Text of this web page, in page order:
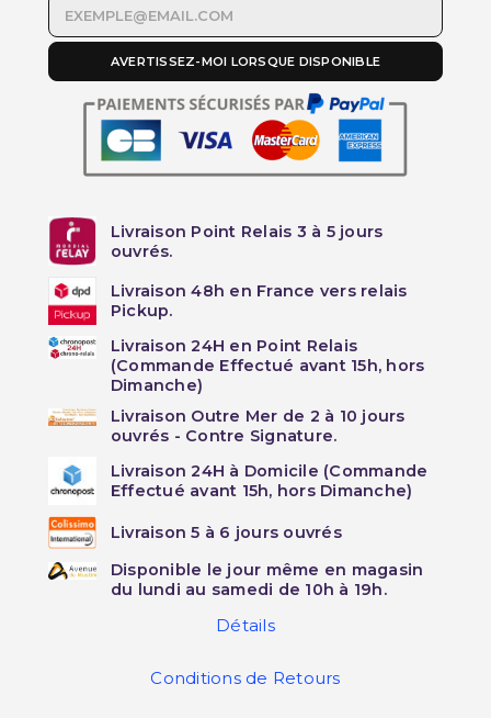
AVERTISSEZ-MOI LORSQUE DISPONIBLE
Livraison Point Relais 3 à 5 jours
ouvrés.
Livraison 48h en France vers relais
Pickup.
Livraison 24H en Point Relais
(Commande Effectué avant 15h, hors
Dimanche)
Livraison Outre Mer de 2 à 10 jours
ouvrés - Contre Signature.
Livraison 24H à Domicile (Commande
Effectué avant 15h, hors Dimanche)
Livraison 5 à 6 jours ouvrés
Disponible le jour même en magasin
du lundi au samedi de 10h à 19h.
Détails
Conditions de Retours